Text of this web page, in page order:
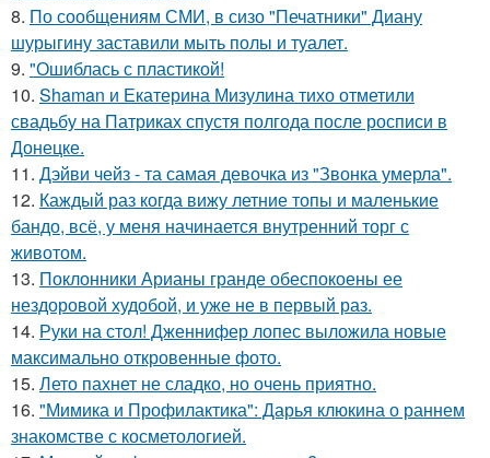
8. По сообщениям СМИ, в сизо "Печатники" Диану
шурыгину заставили мыть полы и туалет.
9. "Ошиблась с пластикой!
10. Shaman и Екатерина Мизулина тихо отметили
свадьбу на Патриках спустя полгода после росписи в
Донецке.
11. Дэйви чейз - та самая девочка из "Звонка умерла".
12. Каждый раз когда вижу летние топы и маленькие
бандо, всё, у меня начинается внутренний торг с
животом.
13. Поклонники Арианы гранде обеспокоены ее
нездоровой худобой, и уже не в первый раз.
14. Руки на стол! Дженнифер лопес выложила новые
максимально откровенные фото.
15. Лето пахнет не сладко, но очень приятно.
16. "Мимика и Профилактика": Дарья клюкина о раннем
знакомстве с косметологией.